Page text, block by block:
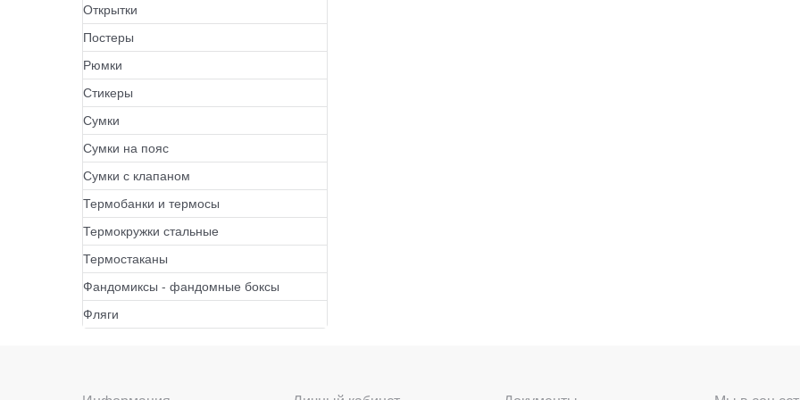
Открытки
Постеры
Рюмки
Стикеры
Сумки
Сумки на пояс
Сумки с клапаном
Термобанки и термосы
Термокружки стальные
Термостаканы
Фандомиксы - фандомные боксы
Фляги